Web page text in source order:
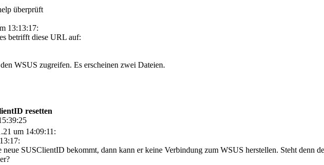
überprüft
13:13:17:
betrifft diese URL auf:
WSUS zugreifen. Es erscheinen zwei Dateien.
resetten
um 14:09:11:
neue SUSClientID bekommt, dann kann er keine Verbindung zum WSUS herstellen. Steht denn